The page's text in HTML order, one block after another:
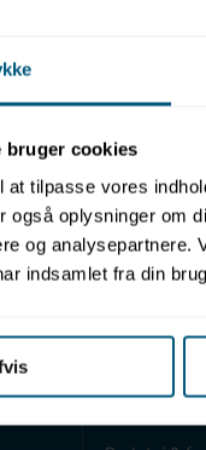
bruger cookies
at tilpasse vores
også oplysninger om
og analysepartnere.
indsamlet fra din
Dots | BECO